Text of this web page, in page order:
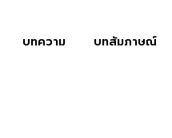
บทความ บทสัมภาษณ์